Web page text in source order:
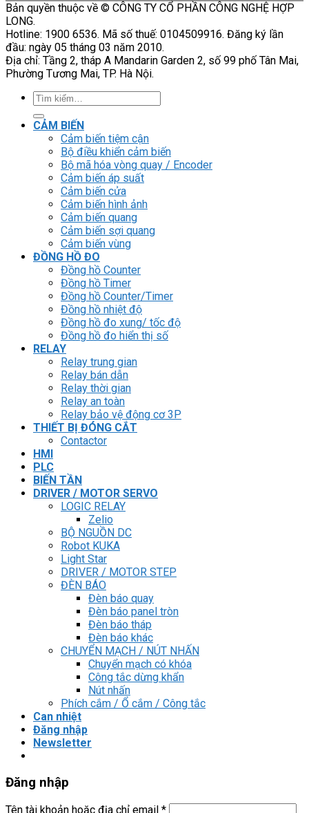
Bản quyền thuộc về © CÔNG TY CỔ PHẦN CÔNG NGHỆ HỢP
LONG.
Hotline: 1900 6536. Mã số thuế: 0104509916. Đăng ký lần
đầu: ngày 05 tháng 03 năm 2010.
Địa chỉ: Tầng 2, tháp A Mandarin Garden 2, số 99 phố Tân Mai,
Phường Tương Mai, TP. Hà Nội.
Tìm
kiếm:
CẢM BIẾN
Cảm biến tiệm cận
Bộ điều khiển cảm biến
Bộ mã hóa vòng quay / Encoder
Cảm biến áp suất
Cảm biến cửa
Cảm biến hình ảnh
Cảm biến quang
Cảm biến sợi quang
Cảm biến vùng
ĐỒNG HỒ ĐO
Đồng hồ Counter
Đồng hồ Timer
Đồng hồ Counter/Timer
Đồng hồ nhiệt độ
Đồng hồ đo xung/ tốc độ
Đồng hồ đo hiển thị số
RELAY
Relay trung gian
Relay bán dẫn
Relay thời gian
Relay an toàn
Relay bảo vệ động cơ 3P
THIẾT BỊ ĐÓNG CẮT
Contactor
HMI
PLC
BIẾN TẦN
DRIVER / MOTOR SERVO
LOGIC RELAY
Zelio
BỘ NGUỒN DC
Robot KUKA
Light Star
DRIVER / MOTOR STEP
ĐÈN BÁO
Đèn báo quay
Đèn báo panel tròn
Đèn báo tháp
Đèn báo khác
CHUYỂN MẠCH / NÚT NHẤN
Chuyển mạch có khóa
Công tắc dừng khẩn
Nút nhấn
Phích cắm / Ổ cắm / Công tắc
Can nhiệt
Đăng nhập
Newsletter
Đăng nhập
Tên tài khoản hoặc địa chỉ email *